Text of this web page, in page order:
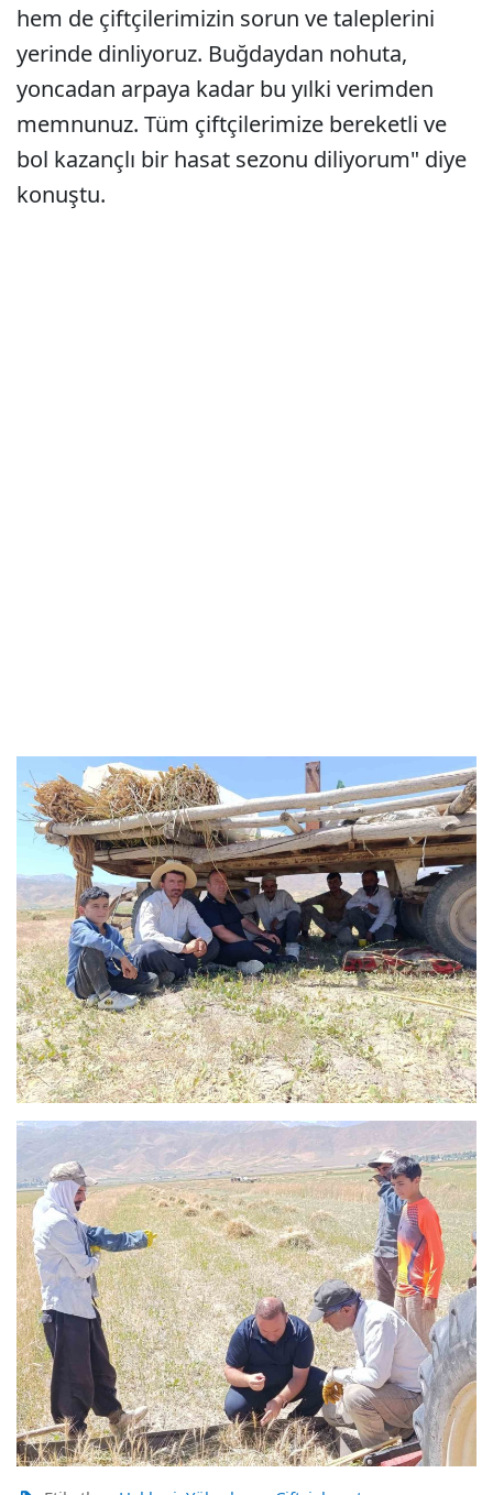
hem de çiftçilerimizin sorun ve taleplerini
yerinde dinliyoruz. Buğdaydan nohuta,
yoncadan arpaya kadar bu yılki verimden
memnunuz. Tüm çiftçilerimize bereketli ve
bol kazançlı bir hasat sezonu diliyorum" diye
konuştu.